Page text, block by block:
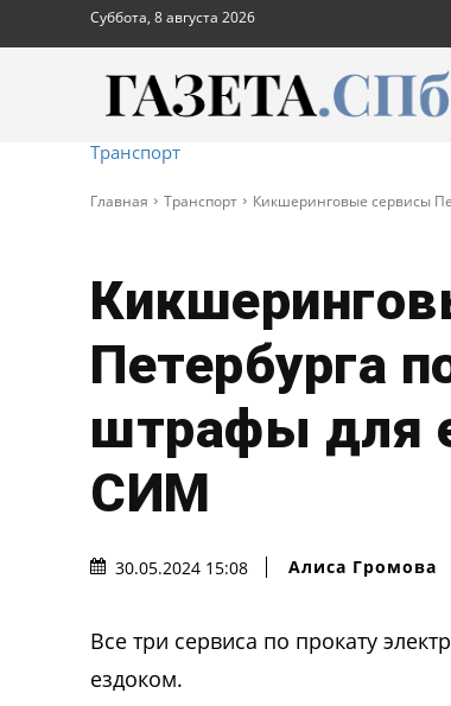
Суббота, 8 августа 2026
Транспорт
Главная Транспорт Кикшеринговые сервисы
Петербурга
штрафы для
СИМ
30.05.2024 15:08 Алиса Громова
Все три сервиса по прокату
ездоком.